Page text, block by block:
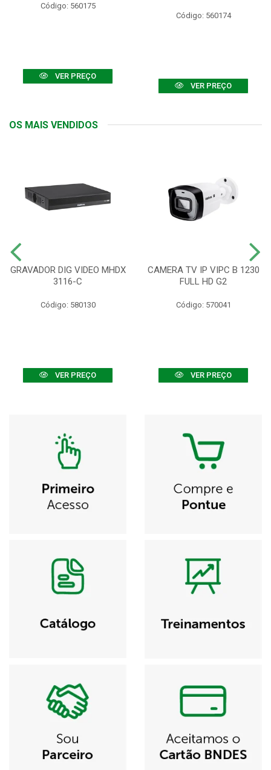
Código: 560175
VER PREÇO
Código: 560174
VER PREÇO
OS MAIS VENDIDOS
GRAVADOR DIG VIDEO MHDX
3116-C
Código: 580130
VER PREÇO
CAMERA TV IP VIPC B 1230
FULL HD G2
Código: 570041
VER PREÇO